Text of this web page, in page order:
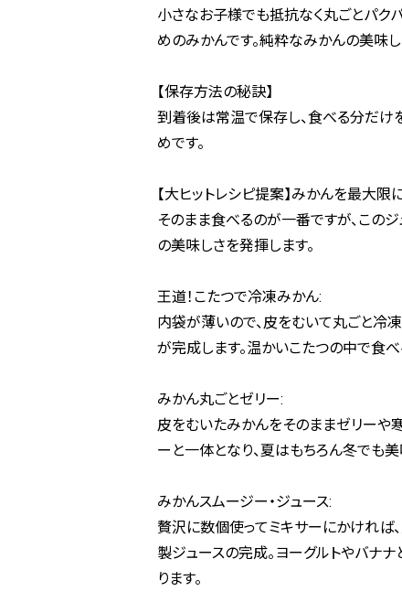
小さなお子様でも抵抗なく丸ごとパク
めのみかんです。純粋なみかんの美味
【保存方法の秘訣】
到着後は常温で保存し、食べる分だけ
めです。
【大ヒットレシピ提案】みかんを最大限
そのまま食べるのが一番ですが、この
の美味しさを発揮します。
王道！こたつで冷凍みかん:
内袋が薄いので、皮をむいて丸ごと冷
が完成します。温かいこたつの中で食べ
みかん丸ごとゼリー:
皮をむいたみかんをそのままゼリーや
ーと一体となり、夏はもちろん冬でも
みかんスムージー・ジュース:
贅沢に数個使ってミキサーにかければ
製ジュースの完成。ヨーグルトやバナ
ります。